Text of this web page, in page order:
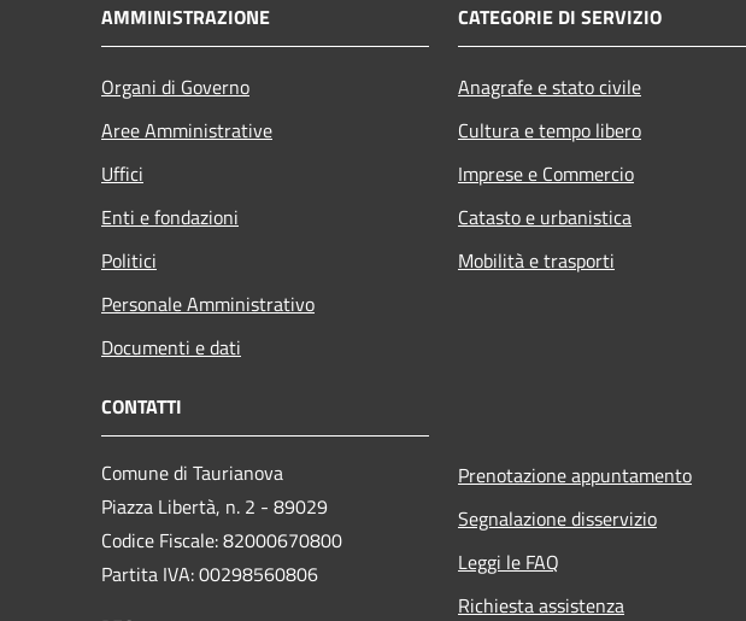
AMMINISTRAZIONE
Organi di Governo
Aree Amministrative
Uffici
Enti e fondazioni
Politici
Personale Amministrativo
Documenti e dati
CATEGORIE DI SERVIZIO
Anagrafe e stato civile
Cultura e tempo libero
Imprese e Commercio
Catasto e urbanistica
Mobilità e trasporti
CONTATTI
Comune di Taurianova
Piazza Libertà, n. 2 - 89029
Codice Fiscale: 82000670800
Partita IVA: 00298560806
Prenotazione appuntamento
Segnalazione disservizio
Leggi le FAQ
Richiesta assistenza